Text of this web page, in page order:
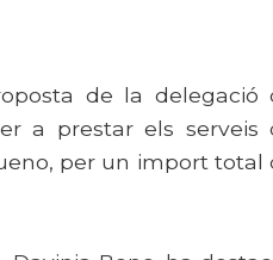
de la delegació
a prestar els serveis
per un import total